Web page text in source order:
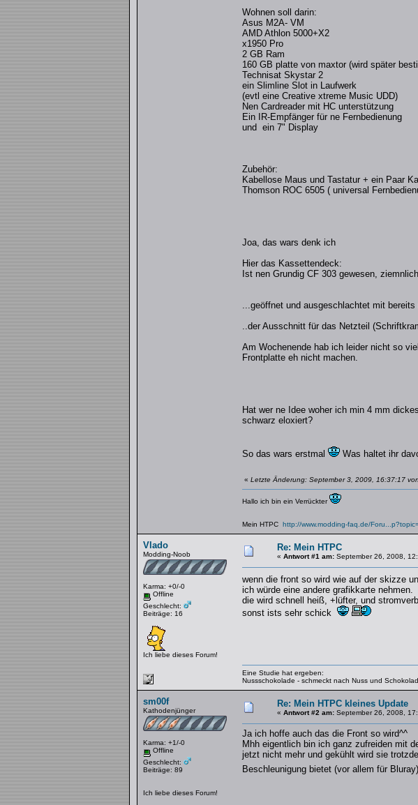
Wohnen soll darin:
Asus M2A- VM
AMD Athlon 5000+X2
x1950 Pro
2 GB Ram
160 GB platte von maxtor (wird später
Technisat Skystar 2
ein Slimline Slot in Laufwerk
(evtl eine Creative xtreme Music UDD)
Nen Cardreader mit HC unterstützung
Ein IR-Empfänger für ne Fernbedienung
und ein 7" Display
Zubehör:
Kabellose Maus und Tastatur + ein Paar
Thomson ROC 6505 ( universal
Joa, das wars denk ich
Hier das Kassettendeck:
Ist nen Grundig CF 303 gewesen,
...geöffnet und ausgeschlachtet mit
..der Ausschnitt für das Netzteil
Am Wochenende hab ich leider nicht so
Frontplatte eh nicht machen.
Hat wer ne Idee woher ich min 4 mm
schwarz eloxiert?
So das wars erstmal Was haltet ihr
« Letzte Änderung: September 3, 2009, 16:37:17
Hallo ich bin ein Verrückter
Mein HTPC http://www.modding-faq.de/
Vlado
Modding-Noob
Karma: +0/-0
Offline
Geschlecht:
Beiträge: 16
Ich liebe dieses Forum!
Re: Mein HTPC
« Antwort #1 am:September 26, 2008,
wenn die front so wird wie auf der skizze
ich würde eine andere grafikkarte nehmen.
die wird schnell heiß, +lüfter, und
sonst ists sehr schick
Eine Studie hat ergeben:
Nussschokolade - schmeckt nach Nuss und
sm00f
Kathodenjünger
Karma: +1/-0
Offline
Geschlecht:
Beiträge: 89
Ich liebe dieses Forum!
Re: Mein HTPC kleines Update
« Antwort #2 am:September 26, 2008,
Ja ich hoffe auch das die Front so wird^^
Mhh eigentlich bin ich ganz zufreiden mit
jetzt nicht mehr und gekühlt wird sie
Beschleunigung bietet (vor allem für